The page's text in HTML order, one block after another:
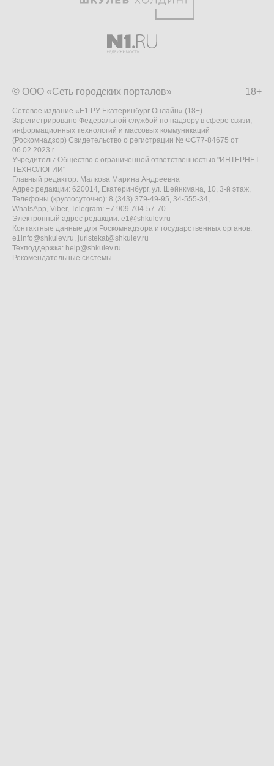
18+
© ООО «Сеть городских порталов»
Сетевое издание «Е1.РУ Екатеринбург Онлайн» (18+)
Зарегистрировано Федеральной службой по надзору в сфере связи,
информационных технологий и массовых коммуникаций
(Роскомнадзор) Свидетельство о регистрации № ФС77-84675 от
06.02.2023 г.
Учредитель: Общество с ограниченной ответственностью "ИНТЕРНЕТ
ТЕХНОЛОГИИ"
Главный редактор: Малкова Марина Андреевна
Адрес редакции: 620014, Екатеринбург, ул. Шейнкмана, 10, 3-й этаж,
Телефоны (круглосуточно): 8 (343) 379-49-95, 34-555-34,
WhatsApp, Viber, Telegram: +7 909 704-57-70
Электронный адрес редакции: e1@shkulev.ru
Контактные данные для Роскомнадзора и государственных органов:
e1info@shkulev.ru, juristekat@shkulev.ru
Техподдержка: help@shkulev.ru
Рекомендательные системы